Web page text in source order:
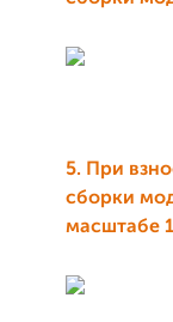
5. При
сборки
масштабе